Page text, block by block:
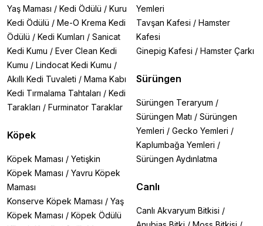
Yaş Maması / Kedi Ödülü / Kuru
Kedi Ödülü / Me-O Krema Kedi
Ödülü / Kedi Kumları / Sanicat
Kedi Kumu / Ever Clean Kedi
Kumu / Lindocat Kedi Kumu /
Akıllı Kedi Tuvaleti / Mama Kabı
Kedi Tırmalama Tahtaları / Kedi
Tarakları / Furminator Taraklar
Köpek
Köpek Maması / Yetişkin
Köpek Maması / Yavru Köpek
Maması
Konserve Köpek Maması / Yaş
Köpek Maması / Köpek Ödülü
Yemleri
Tavşan Kafesi / Hamster
Kafesi
Ginepig Kafesi / Hamster Çarkı
Sürüngen
Sürüngen Teraryum /
Sürüngen Matı / Sürüngen
Yemleri / Gecko Yemleri /
Kaplumbağa Yemleri /
Sürüngen Aydınlatma
Canlı
Canlı Akvaryum Bitkisi /